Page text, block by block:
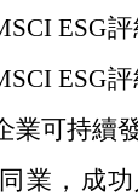
ESG
ESG
業可持續
業，成